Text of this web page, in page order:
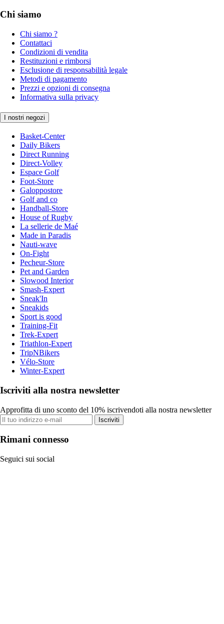
Chi siamo
Chi siamo ?
Contattaci
Condizioni di vendita
Restituzioni e rimborsi
Esclusione di responsabilità legale
Metodi di pagamento
Prezzi e opzioni di consegna
Informativa sulla privacy
I nostri negozi
Basket-Center
Daily Bikers
Direct Running
Direct-Volley
Espace Golf
Foot-Store
Galoppostore
Golf and co
Handball-Store
House of Rugby
La sellerie de Maé
Made in Paradis
Nauti-wave
On-Fight
Pecheur-Store
Pet and Garden
Slowood Interior
Smash-Expert
Sneak'In
Sneakids
Sport is good
Training-Fit
Trek-Expert
Triathlon-Expert
TripNBikers
Vélo-Store
Winter-Expert
Iscriviti alla nostra newsletter
Approfitta di uno sconto del 10% iscrivendoti alla nostra newsletter
Iscriviti
Rimani connesso
Seguici sui social